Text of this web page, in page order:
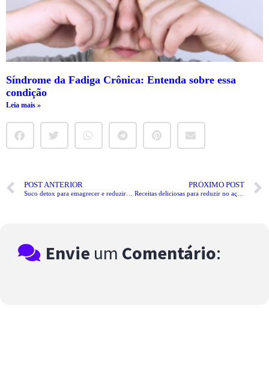
Síndrome da Fadiga Crônica: Entenda sobre essa
condição
Leia mais »
POST ANTERIOR PRÓXIMO POST
Receitas deliciosas para reduzir no açúcar
Envie um Comentário: